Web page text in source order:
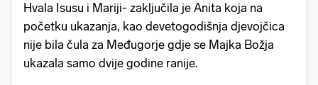
Hvala Isusu i Mariji- zaključila je Anita koja na
početku ukazanja, kao devetogodišnja djevojčica
nije bila čula za Međugorje gdje se Majka Božja
ukazala samo dvije godine ranije.